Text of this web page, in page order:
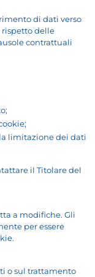
di dati verso
rispetto delle
contrattuali
limitazione dei dati
il Titolare del
a modifiche. Gli
per essere
o sul trattamento